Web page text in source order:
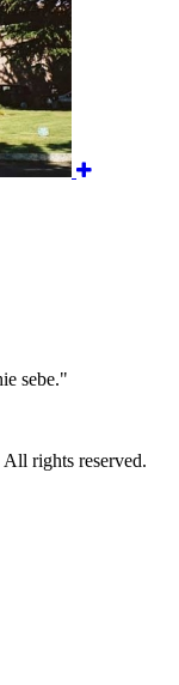
sebe."
rights reserved.